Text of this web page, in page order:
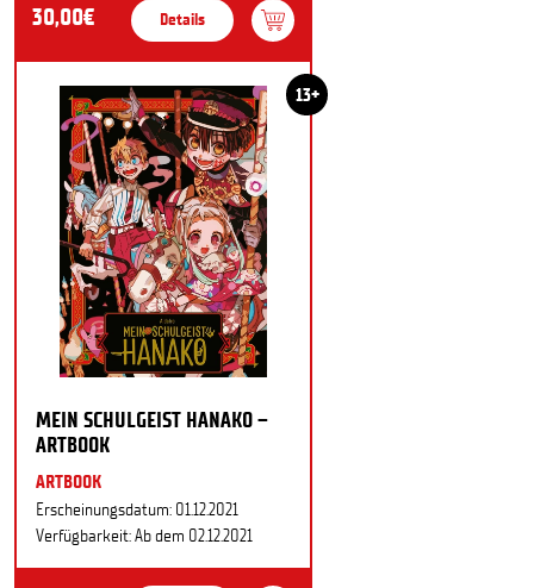
30,00€ Details
13+
MEIN SCHULGEIST HANAKO –
ARTBOOK
ARTBOOK
Erscheinungsdatum: 01.12.2021
Verfügbarkeit: Ab dem 02.12.2021